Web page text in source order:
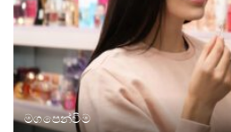
මගපෙන්වීම